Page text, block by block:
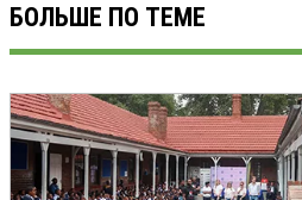
БОЛЬШЕ ПО ТЕМЕ